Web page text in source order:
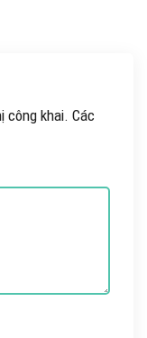
công khai. Các